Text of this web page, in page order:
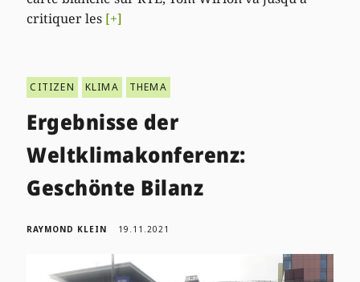
critiquer les [+]
CITIZEN KLIMA THEMA
Ergebnisse der
Weltklimakonferenz:
Geschönte Bilanz
RAYMOND KLEIN 19.11.2021